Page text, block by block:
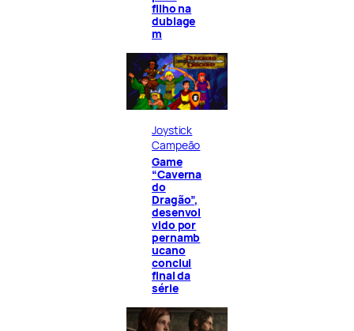
filho na
dublage
m
Joystick
Campeão
Game
“Caverna
do
Dragão”,
desenvol
vido por
pernamb
ucano
conclui
final da
série